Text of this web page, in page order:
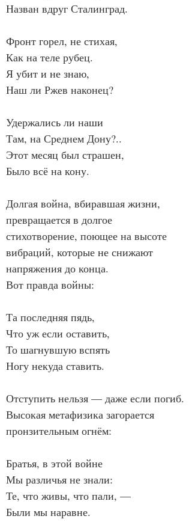
Назван вдруг Сталинград.
Фронт горел, не стихая,
Как на теле рубец.
Я убит и не знаю,
Наш ли Ржев наконец?
Удержались ли наши
Там, на Среднем Дону?..
Этот месяц был страшен,
Было всё на кону.
Долгая война, вбиравшая жизни,
превращается в долгое
стихотворение, поющее на высоте
вибраций, которые не снижают
напряжения до конца.
Вот правда войны:
Та последняя пядь,
Что уж если оставить,
То шагнувшую вспять
Ногу некуда ставить.
Отступить нельзя — даже если погиб.
Высокая метафизика загорается
пронзительным огнём:
Братья, в этой войне
Мы различья не знали:
Те, что живы, что пали, —
Были мы наравне.